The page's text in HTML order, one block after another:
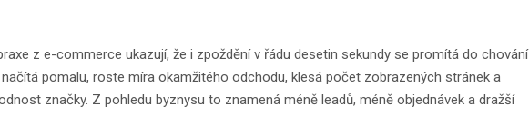
z e-commerce ukazují, že i zpoždění v řádu desetin sekundy se promítá do chování
pomalu, roste míra okamžitého odchodu, klesá počet zobrazených stránek a
značky. Z pohledu byznysu to znamená méně leadů, méně objednávek a dražší